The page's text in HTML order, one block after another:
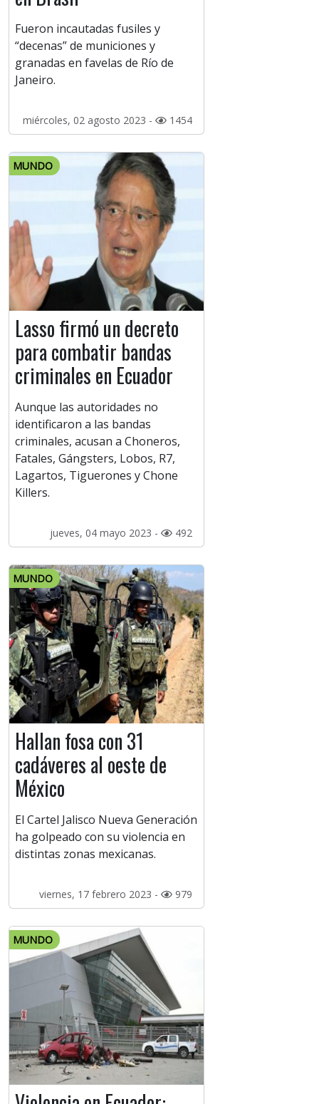
Fueron incautadas fusiles y
“decenas” de municiones y
granadas en favelas de Río de
Janeiro.
miércoles, 02 agosto 2023 - 1454
MUNDO
Lasso firmó un decreto
para combatir bandas
criminales en Ecuador
Aunque las autoridades no
identificaron a las bandas
criminales, acusan a Choneros,
Fatales, Gángsters, Lobos, R7,
Lagartos, Tiguerones y Chone
Killers.
jueves, 04 mayo 2023 - 492
MUNDO
Hallan fosa con 31
cadáveres al oeste de
México
El Cartel Jalisco Nueva Generación
ha golpeado con su violencia en
distintas zonas mexicanas.
viernes, 17 febrero 2023 - 979
MUNDO